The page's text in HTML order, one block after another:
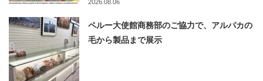
2026.08.06
ペルー大使館商務部のご協力で、アルパカの
毛から製品まで展示